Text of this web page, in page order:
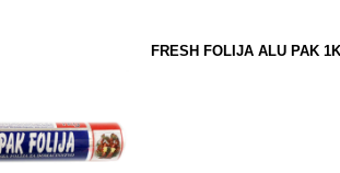
FRESH FOLIJA ALU PAK